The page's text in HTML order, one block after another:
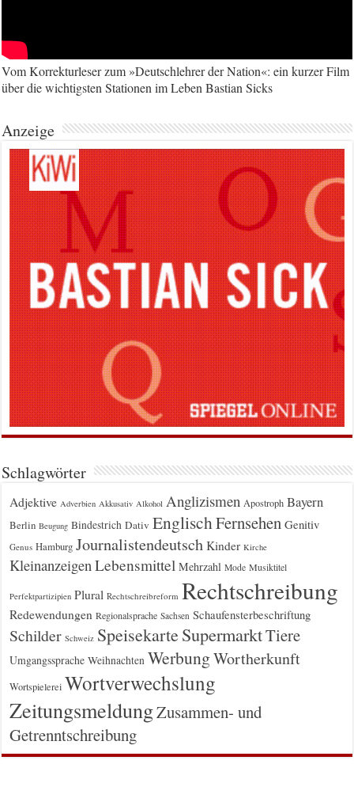
Vom Korrekturleser zum »Deutschlehrer der Nation«: ein kurzer Film
über die wichtigsten Stationen im Leben Bastian Sicks
Anzeige
Schlagwörter
Adjektive Adverbien Akkusativ Alkohol Anglizismen Apostroph Bayern
Berlin Beugung Bindestrich Dativ EnglischFernsehen Genitiv
Genus Hamburg Journalistendeutsch Kinder Kirche
Kleinanzeigen Lebensmittel Mehrzahl Mode Musiktitel
Perfektpartizipien Plural Rechtschreibreform Rechtschreibung
Redewendungen Regionalsprache Sachsen Schaufensterbeschriftung
Schilder Schweiz Speisekarte SupermarktTiere
Umgangssprache Weihnachten WerbungWortherkunft
Wortspielerei Wortverwechslung
ZeitungsmeldungZusammen- und
Getrenntschreibung